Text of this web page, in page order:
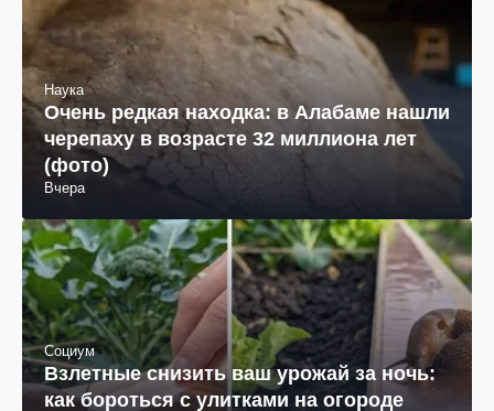
Наука
Очень редкая находка: в Алабаме нашли
черепаху в возрасте 32 миллиона лет
(фото)
Вчера
Социум
Взлетные снизить ваш урожай за ночь:
как бороться с улитками на огороде